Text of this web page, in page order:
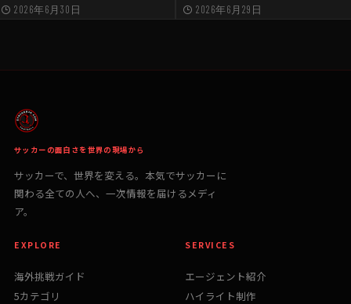
2026年6月30日 2026年6月29日
サッカーの面白さを世界の現場から
サッカーで、世界を変える。本気でサッカーに
関わる全ての人へ、一次情報を届けるメディ
ア。
EXPLORE
海外挑戦ガイド
5カテゴリ
SERVICES
エージェント紹介
ハイライト制作